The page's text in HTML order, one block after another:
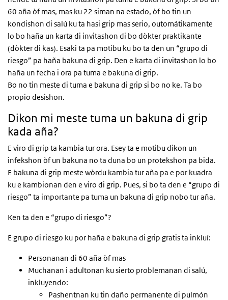
60 aña òf mas, mas ku 22 siman na estado, òf bo tin un
kondishon di salú ku ta hasi grip mas serio, outomátikamente
lo bo haña un karta di invitashon di bo dòkter praktikante
(dòkter di kas). Esaki ta pa motibu ku bo ta den un “grupo di
riesgo” pa haña bakuna di grip. Den e karta di invitashon lo bo
haña un fecha i ora pa tuma e bakuna di grip.
Bo no tin meste di tuma e bakuna di grip si bo no ke. Ta bo
propio desishon.
Dikon mi meste tuma un bakuna di grip
kada aña?
E viro di grip ta kambia tur ora. Esey ta e motibu dikon un
infekshon òf un bakuna no ta duna bo un protekshon pa bida.
E bakuna di grip meste wòrdu kambia tur aña pa e por kuadra
ku e kambionan den e viro di grip. Pues, si bo ta den e “grupo di
riesgo” ta importante pa tuma un bakuna di grip nobo tur aña.
Ken ta den e “grupo di riesgo”?
E grupo di riesgo ku por haña e bakuna di grip gratis ta inkluí:
Personanan di 60 aña òf mas
Muchanan i adultonan ku sierto problemanan di salú,
inkluyendo:
Pashentnan ku tin daño permanente di pulmón